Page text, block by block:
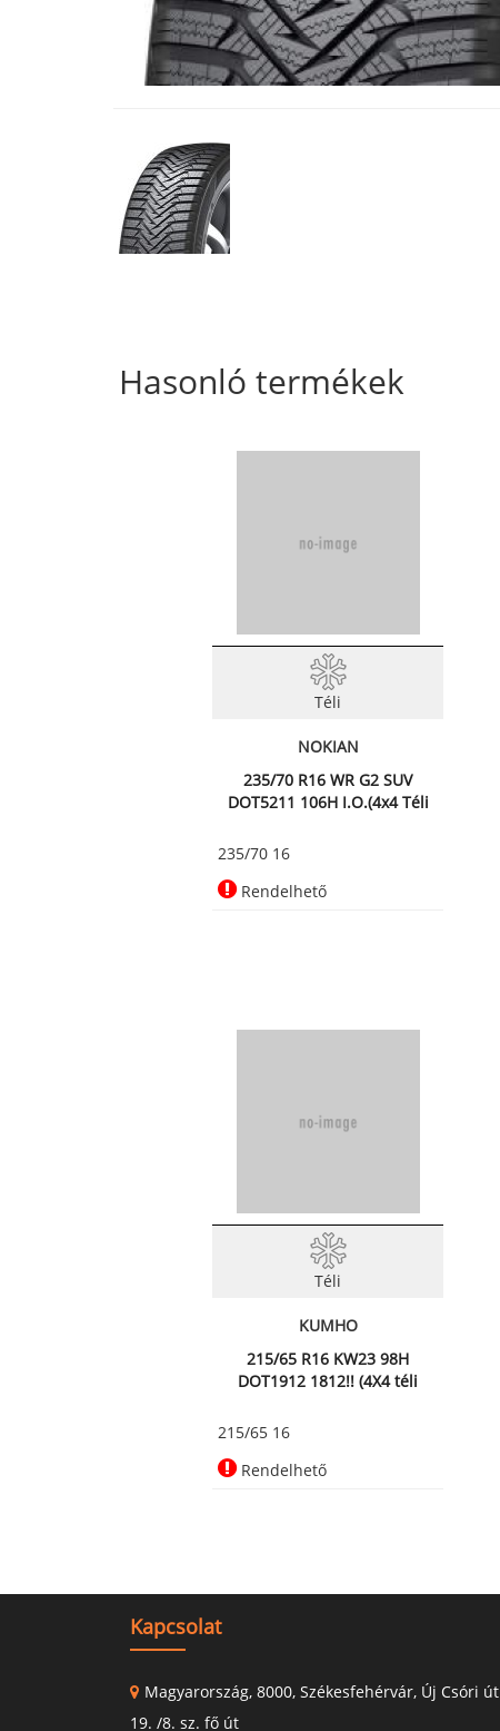
Hasonló termékek
Téli
NOKIAN
235/70 R16 WR G2 SUV
DOT5211 106H I.O.(4x4 Téli
235/70 16
Rendelhető
Téli
KUMHO
215/65 R16 KW23 98H
DOT1912 1812!! (4X4 téli
215/65 16
Rendelhető
Kapcsolat
Magyarország, 8000, Székesfehérvár, Új Csóri út
19. /8. sz. fő út